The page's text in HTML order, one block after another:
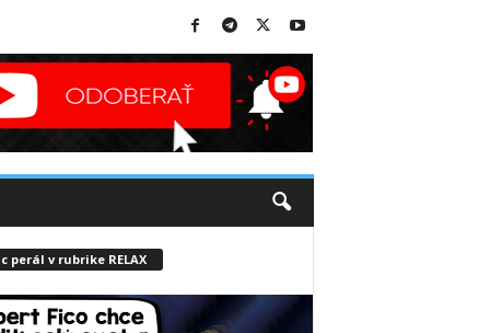
perál v rubrike RELAX